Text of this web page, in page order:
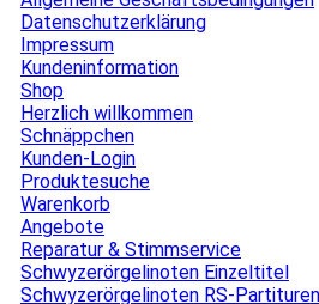
Datenschutzerklärung
Impressum
Kundeninformation
Shop
Herzlich willkommen
Schnäppchen
Kunden-Login
Produktesuche
Warenkorb
Angebote
Reparatur & Stimmservice
Schwyzerörgelinoten Einzeltitel
Schwyzerörgelinoten RS-Partituren